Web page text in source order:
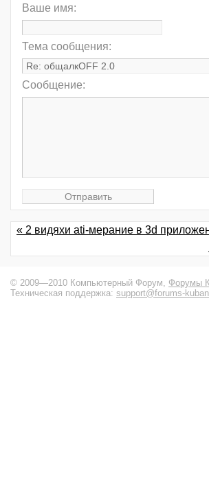
Ваше имя:
Тема сообщения:
Сообщение:
« 2 видяхи ati-мерание в 3d
© 2009—2010 Компьютерный Форум, Форумы
Техническая поддержка: support@forums-